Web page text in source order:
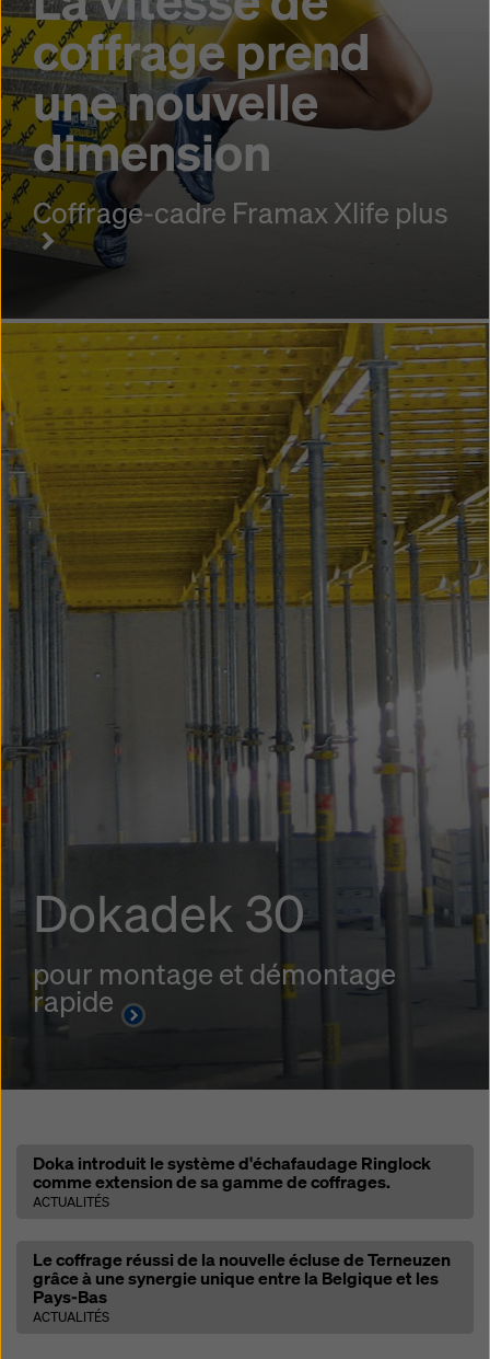
coffrage prend
une nouvelle
dimension
Coffrage-cadre Framax Xlife plus
Dokadek 30
pour montage et démontage
rapide
OpenDoka introduit le système d'échafaudage Ringlock
comme extension de sa gamme de coffrages.
ACTUALITÉS
OpenLe coffrage réussi de la nouvelle écluse de Terneuzen
grâce à une synergie unique entre la Belgique et les
Pays-Bas
ACTUALITÉS